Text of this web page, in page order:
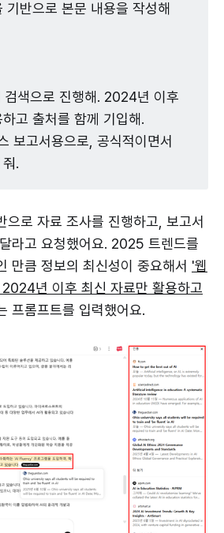
기반으로 본문 내용을 작성해
색으로 진행해. 2024년 이후
고 출처를 함께 기입해.
보고서용으로, 공식적이면서
.
으로 자료 조사를 진행하고, 보고서
라고 요청했어요. 2025 트렌드를
만큼 정보의 최신성이 중요해서 '웹
년 이후 최신 자료만 활용하고
프롬프트를 입력했어요.